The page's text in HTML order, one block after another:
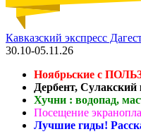
Кавказский экспресс
30.10-05.11.26
Ноябрьские с
Дербент,
Хучни : водопад,
Посещение
Лучшие гиды!